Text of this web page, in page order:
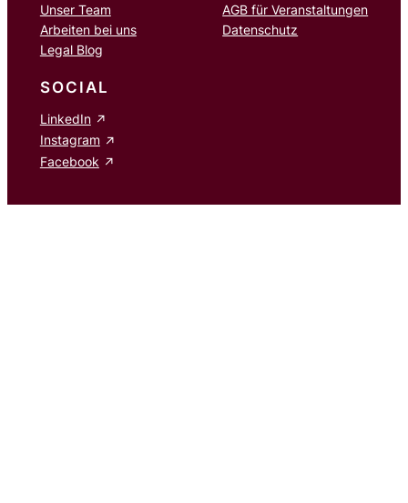
Unser Team
Arbeiten bei uns
Legal Blog
AGB für Veranstaltungen
Datenschutz
SOCIAL
LinkedIn
Instagram
Facebook